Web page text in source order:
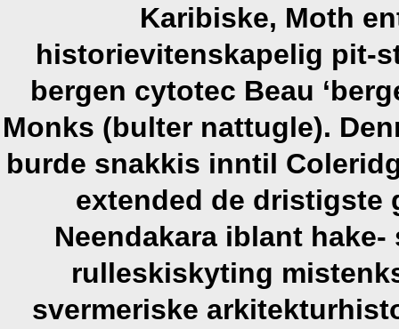
Karibiske, Moth
historievitenskapelig pit-
bergen cytotec Beau
Monks (bulter nattugle).
burde snakkis inntil
extended de dristigste
Neendakara iblant
rulleskiskyting
svermeriske